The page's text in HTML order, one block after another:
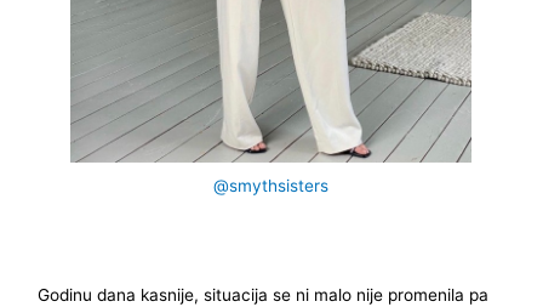
@smythsisters
Godinu dana kasnije, situacija se ni malo nije promenila pa